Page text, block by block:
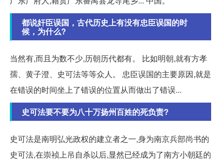
都说奸臣误国，古代历史上有没有忠臣误国的时
候，为什么?
当然有,而且为数不少,历朝历代都有。 比如明朝,就有方孝
孺、黄子澄、史可法等等众人。 忠臣误国的主要原因,就是
在错误的时间坐上了错误的位置从而做出了错误...
史可法要不要为八十万扬州百姓的死负责?
史可法是南明弘光政权的建立者之一,身为南京兵部尚书的
史可法,在崇祯上吊自杀以后,显然已经成为了南方小朝廷的